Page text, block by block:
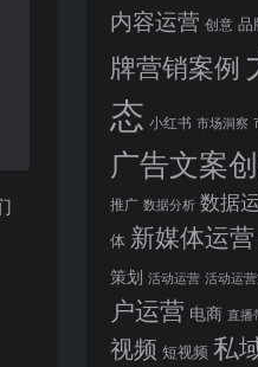
内容运营 创意 品
牌营销案例
态 小红书 市场洞察
广告文案
推广 数据分析 数据
体 新媒体运营
策划 活动运营 活动运
户运营 电商 直播
视频 短视频 私